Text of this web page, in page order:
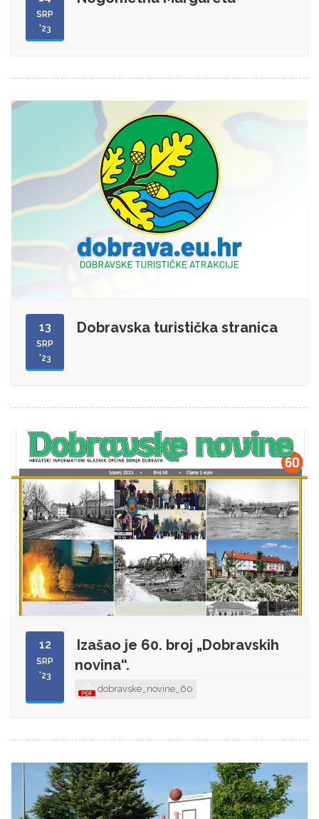
SRP
'23
13
SRP
'23
Dobravska turistička stranica
12
SRP
'23
Izašao je 60. broj „Dobravskih
novina“.
dobravske_novine_60